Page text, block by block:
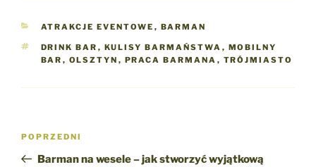
KATEGORIE
ATRAKCJE EVENTOWE , BARMAN
TAGI
DRINK BAR , KULISY BARMAŃSTWA , MOBILNY
BAR , OLSZTYN , PRACA BARMANA , TRÓJMIASTO
Poprzedni
wpis
POPRZEDNI
Barman na wesele – jak stworzyć wyjątkową